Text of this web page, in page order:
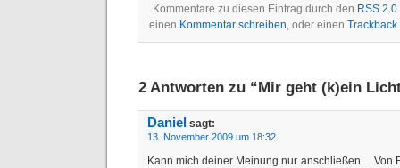
Kommentare zu diesen Eintrag durch den RSS 2.0
einen Kommentar schreiben, oder einen Trackback
2 Antworten zu “Mir geht (k)ein
Daniel sagt:
13. November 2009 um 18:32
Kann mich deiner Meinung nur anschließen… Von